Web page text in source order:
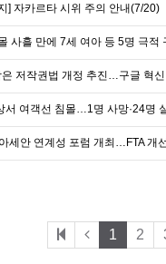
] 자카르타 시위 주의 안내(7/20)
사흘 만에 7세 여아 등 5명 극적
은 저작권법 개정 추진…구글 혁
서 여객선 침몰…1명 사망·24명
세안 연계성 포럼 개최…FTA 개
1 2